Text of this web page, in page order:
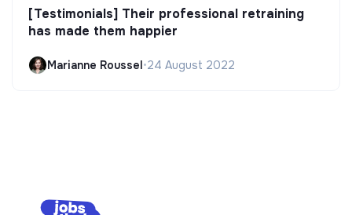
[Testimonials] Their professional retraining
has made them happier
Marianne Roussel•24 August 2022